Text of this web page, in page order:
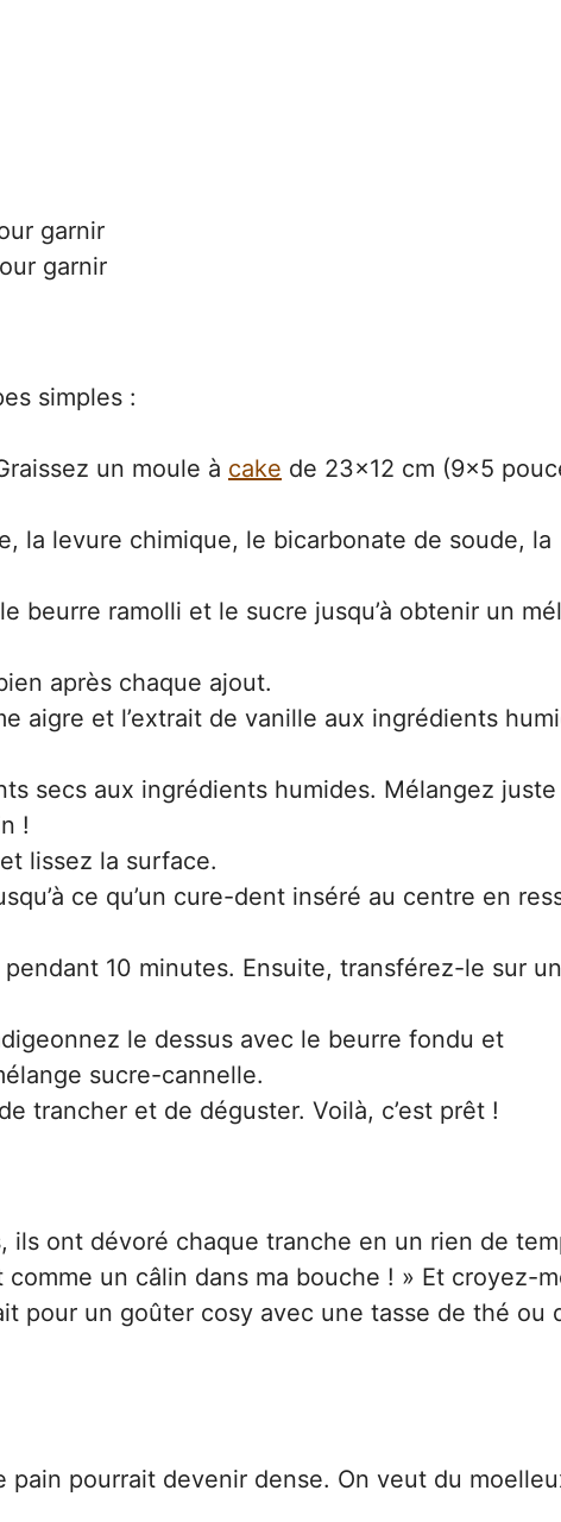
garnir
garnir
simples :
un moule à cake de 23×12 cm (9×5
la levure chimique, le bicarbonate de soude, la
beurre ramolli et le sucre jusqu’à obtenir un
après chaque ajout.
aigre et l’extrait de vanille aux ingrédients
secs aux ingrédients humides. Mélangez juste
!
lissez la surface.
ce qu’un cure-dent inséré au centre en
10 minutes. Ensuite, transférez-le sur
le dessus avec le beurre fondu et
sucre-cannelle.
trancher et de déguster. Voilà, c’est prêt !
ils ont dévoré chaque tranche en un rien de
un câlin dans ma bouche ! » Et croyez-
pour un goûter cosy avec une tasse de thé ou
pourrait devenir dense. On veut du